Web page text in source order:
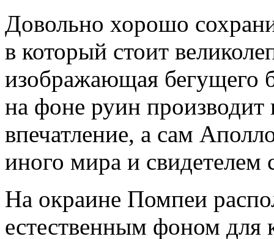
Довольно хорошо
в который стоит
изображающая бегущего
на фоне руин производит
впечатление, а сам
иного мира и свидетелем
На окраине Помпеи
естественным фоном для